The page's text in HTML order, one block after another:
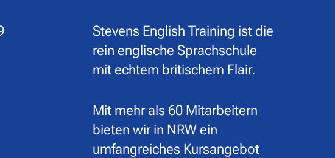
Stevens English Training ist die
rein englische Sprachschule
mit echtem britischem Flair.
Mit mehr als 60 Mitarbeitern
bieten wir in NRW ein
umfangreiches Kursangebot